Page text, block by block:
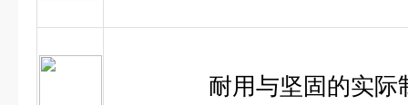
耐用与坚固的实际